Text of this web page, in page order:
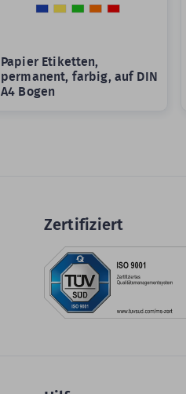
Papier Etiketten,
permanent, farbig, auf DIN
A4 Bogen
Zertifiziert